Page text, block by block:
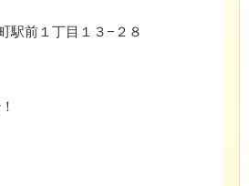
駅前１丁目１３−２８